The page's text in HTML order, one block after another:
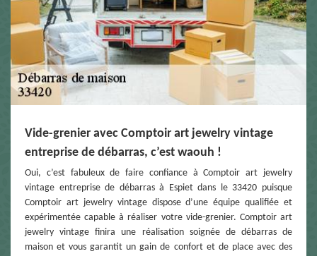
Vide-grenier avec Comptoir art jewelry vintage
entreprise de débarras, c’est waouh !
Oui, c’est fabuleux de faire confiance à Comptoir art jewelry
vintage entreprise de débarras à Espiet dans le 33420 puisque
Comptoir art jewelry vintage dispose d’une équipe qualifiée et
expérimentée capable à réaliser votre vide-grenier. Comptoir art
jewelry vintage finira une réalisation soignée de débarras de
maison et vous garantit un gain de confort et de place avec des